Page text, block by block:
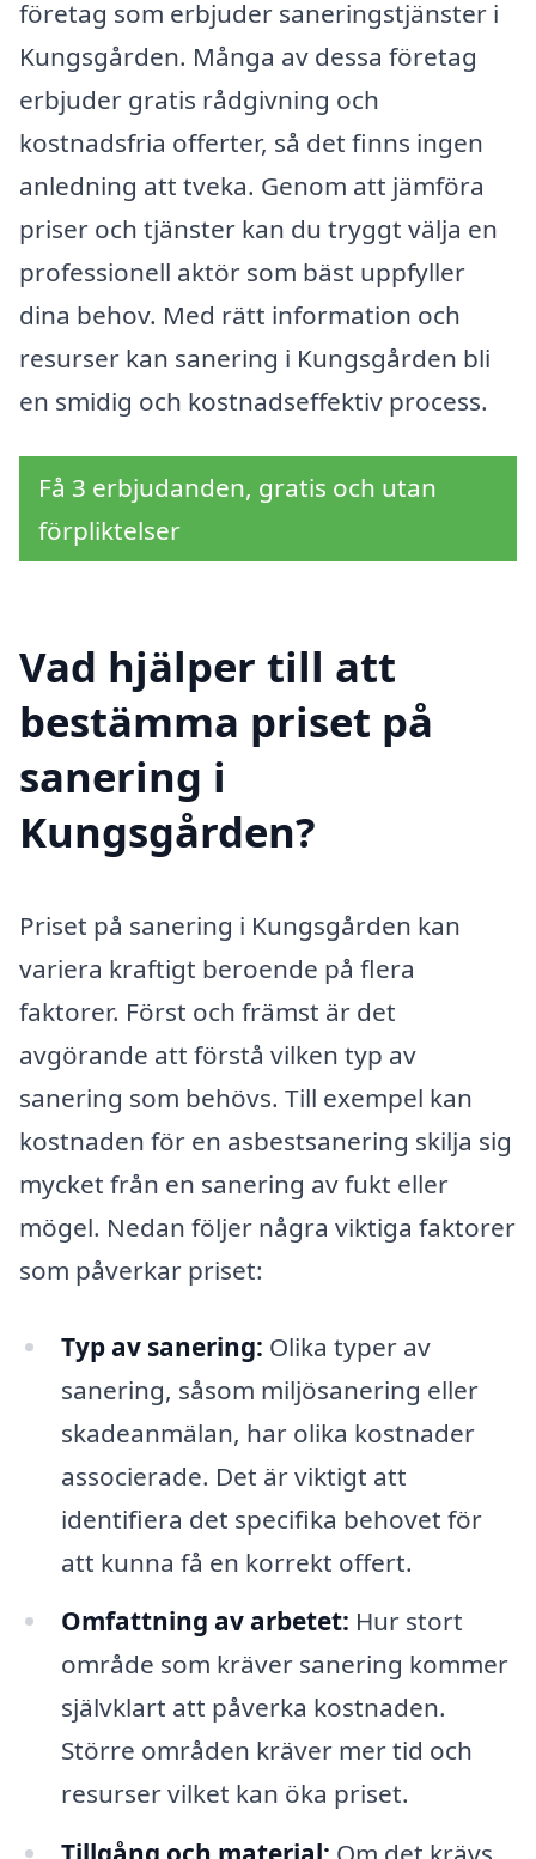
företag som erbjuder saneringstjänster i
Kungsgården. Många av dessa företag
erbjuder gratis rådgivning och
kostnadsfria offerter, så det finns ingen
anledning att tveka. Genom att jämföra
priser och tjänster kan du tryggt välja en
professionell aktör som bäst uppfyller
dina behov. Med rätt information och
resurser kan sanering i Kungsgården bli
en smidig och kostnadseffektiv process.
Få 3 erbjudanden, gratis och utan
förpliktelser
Vad hjälper till att
bestämma priset på
sanering i
Kungsgården?
Priset på sanering i Kungsgården kan
variera kraftigt beroende på flera
faktorer. Först och främst är det
avgörande att förstå vilken typ av
sanering som behövs. Till exempel kan
kostnaden för en asbestsanering skilja sig
mycket från en sanering av fukt eller
mögel. Nedan följer några viktiga faktorer
som påverkar priset:
Typ av sanering: Olika typer av
sanering, såsom miljösanering eller
skadeanmälan, har olika kostnader
associerade. Det är viktigt att
identifiera det specifika behovet för
att kunna få en korrekt offert.
Omfattning av arbetet: Hur stort
område som kräver sanering kommer
självklart att påverka kostnaden.
Större områden kräver mer tid och
resurser vilket kan öka priset.